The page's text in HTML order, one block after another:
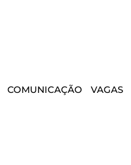
COMUNICAÇÃO VAGAS